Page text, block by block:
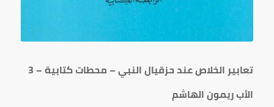
تعابير الخلاص عند حزقيال النبي – محطات كتابية – 3
الأب ريمون الهاشم